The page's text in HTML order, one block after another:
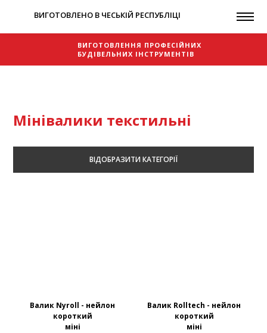
ВИГОТОВЛЕНО В ЧЕСЬКІЙ РЕСПУБЛІЦІ
ВИГОТОВЛЕННЯ ПРОФЕСІЙНИХ
БУДІВЕЛЬНИХ ІНСТРУМЕНТІВ
Мінівалики текстильні
ВІДОБРАЗИТИ КАТЕГОРІЇ
Валик Nyroll - нейлон
короткий
міні
Валик Rolltech - нейлон
короткий
міні